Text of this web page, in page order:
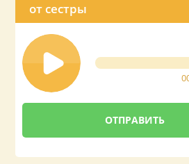
от сестры